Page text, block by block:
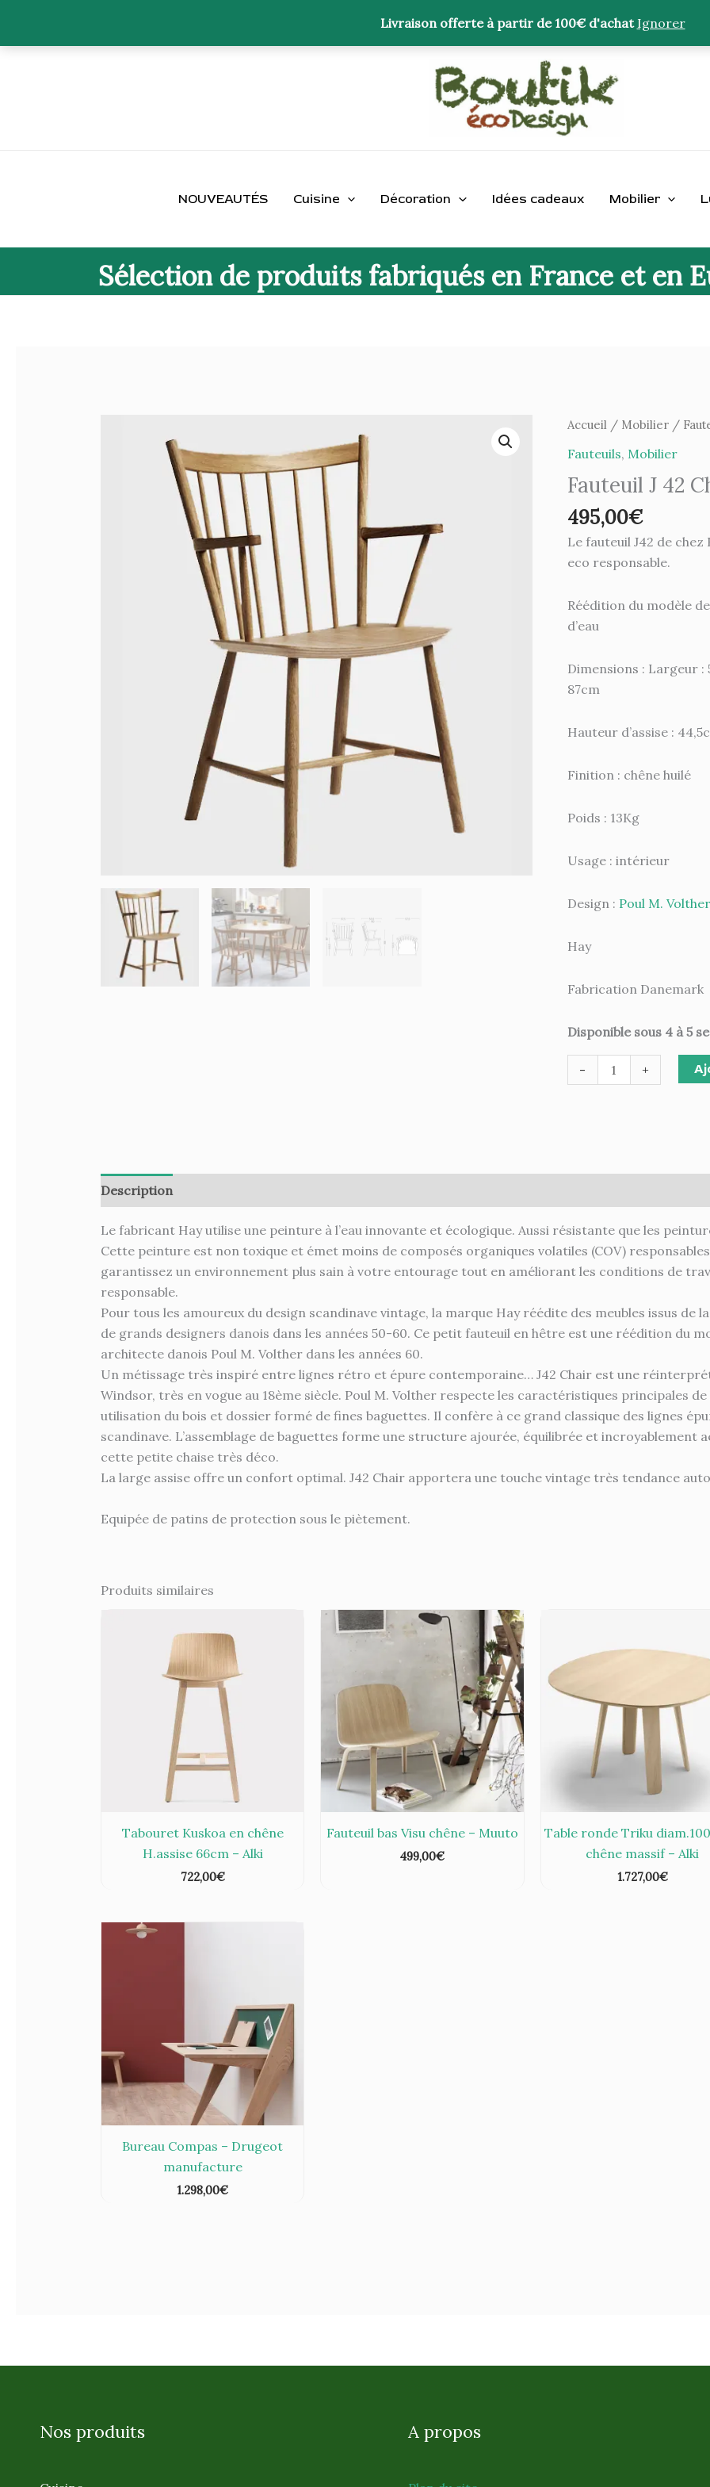
Livraison offerte à partir de 100€ d'achat Ignorer
contenu
NOUVEAUTÉS Cuisine Décoration Idées cadeaux Mobilier
Sélection de produits fabriqués en France et en
Accueil/ Mobilier/
Fauteuils, Mobilier
Fauteuil J 42
495,00€
Le fauteuil J42 de
eco responsable.
Réédition du modèle
d’eau
Dimensions : Largeur :
87cm
Hauteur d’assise :
Finition : chêne huilé
Poids : 13Kg
Usage : intérieur
Design : Poul M. Volther
Hay
Fabrication Danemark
Disponible sous 4 à 5
-
quantité
42
Chêne
huilé
-
+
Description
Le fabricant Hay utilise une peinture à l’eau innovante et écologique. Aussi résistante que les
Cette peinture est non toxique et émet moins de composés organiques volatiles (COV) responsables
garantissez un environnement plus sain à votre entourage tout en améliorant les conditions de
responsable.
Pour tous les amoureux du design scandinave vintage, la marque Hay réédite des meubles issus de
de grands designers danois dans les années 50-60. Ce petit fauteuil en hêtre est une réédition du
architecte danois Poul M. Volther dans les années 60.
Un métissage très inspiré entre lignes rétro et épure contemporaine… J42 Chair est une
Windsor, très en vogue au 18ème siècle. Poul M. Volther respecte les caractéristiques principales
utilisation du bois et dossier formé de fines baguettes. Il confère à ce grand classique des lignes
scandinave. L’assemblage de baguettes forme une structure ajourée, équilibrée et incroyablement
cette petite chaise très déco.
La large assise offre un confort optimal. J42 Chair apportera une touche vintage très tendance
Equipée de patins de protection sous le piètement.
Produits similaires
Tabouret Kuskoa en chêne
H.assise 66cm – Alki
722,00€
Fauteuil bas Visu chêne – Muuto
499,00€
Table ronde Triku
chêne massif – Alki
1.727,00€
Bureau Compas – Drugeot
manufacture
1.298,00€
Nos produits A propos